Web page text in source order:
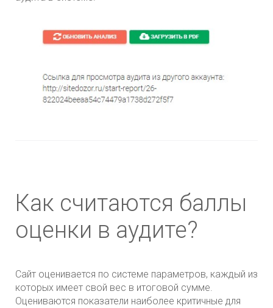
Как считаются баллы
оценки в аудите?
Сайт оценивается по системе параметров, каждый из
которых имеет свой вес в итоговой сумме.
Оцениваются показатели наиболее критичные для